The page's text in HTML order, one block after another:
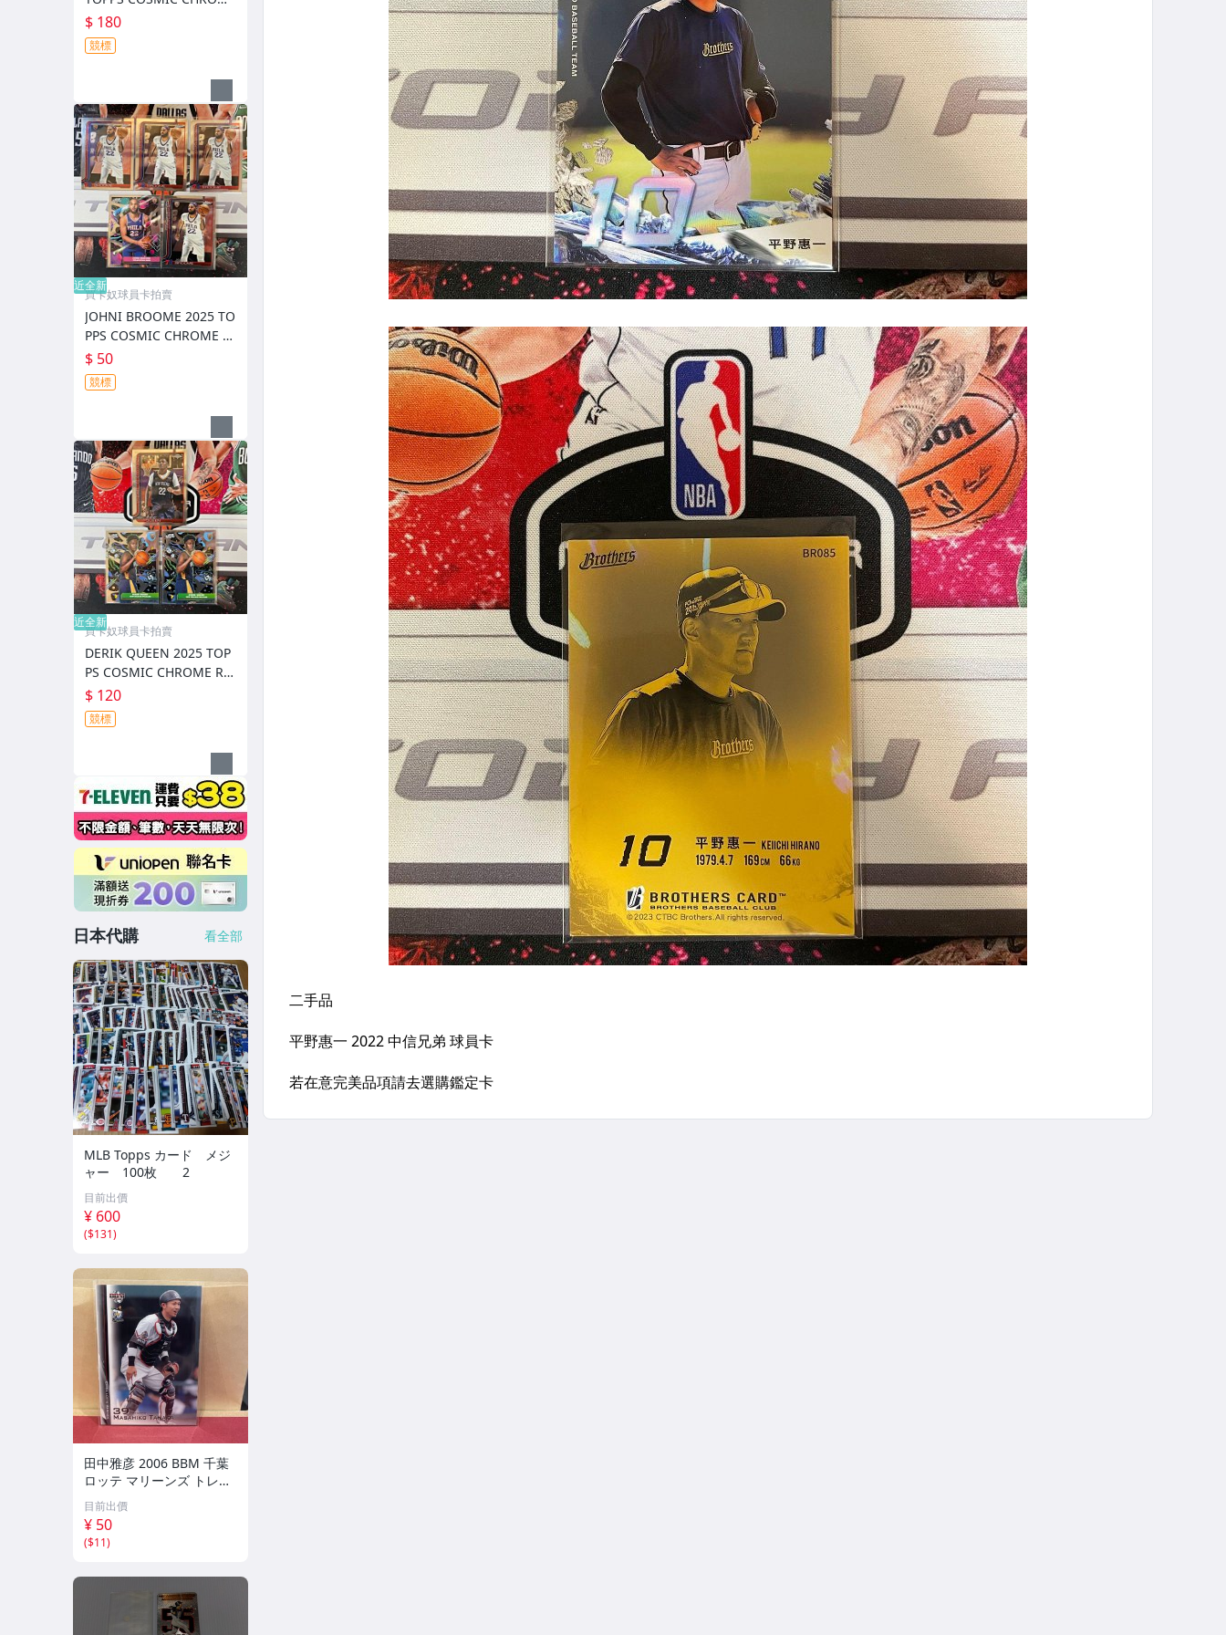
RC 新人
$ 180
競標
近全新
買卡奴球員卡拍賣
JOHNI BROOME 2025 TO
PPS COSMIC CHROME R
C 新人
$ 50
競標
近全新
買卡奴球員卡拍賣
DERIK QUEEN 2025 TOP
PS COSMIC CHROME RC
新人
$ 120
競標
日本代購 看全部
MLB Topps カード メジ
ャー 100枚 2
目前出價
¥ 600
($131)
田中雅彦 2006 BBM 千葉
ロッテ マリーンズ トレカ
プロ野球 カード M37 スポ
ーツ アスリート トレーデ
ィングカード NPB
目前出價
¥ 50
($11)